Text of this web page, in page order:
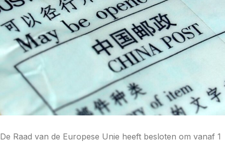
De Raad van de Europese Unie heeft besloten om vanaf 1